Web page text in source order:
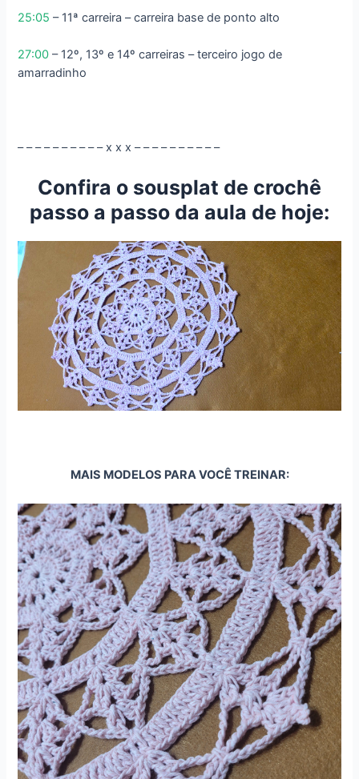
25:05 – 11ª carreira – carreira base de ponto alto
27:00 – 12º, 13º e 14º carreiras – terceiro jogo de
amarradinho
– – – – – – – – – – x x x – – – – – – – – – –
Confira o sousplat de crochê
passo a passo da aula de hoje:
MAIS MODELOS PARA VOCÊ TREINAR: